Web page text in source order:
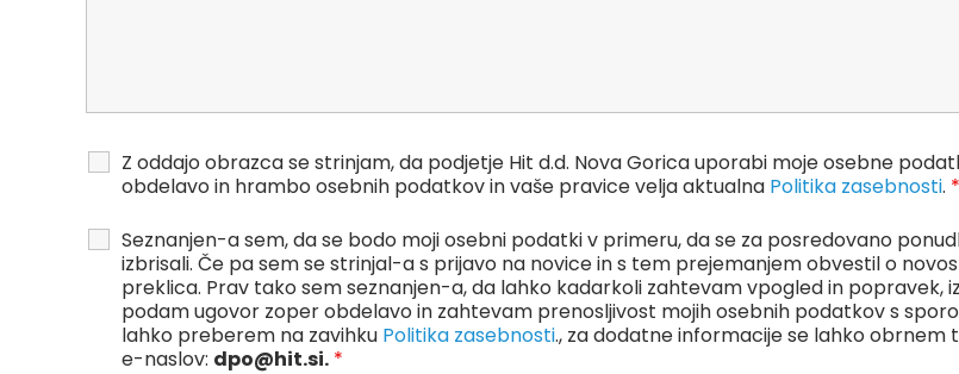
Z oddajo obrazca se strinjam, da podjetje Hit d.d. Nova Gorica uporabi moje osebne
obdelavo in hrambo osebnih podatkov in vaše pravice velja aktualna Politika zasebnosti. *
Seznanjen-a sem, da se bodo moji osebni podatki v primeru, da se za posredovano
izbrisali. Če pa sem se strinjal-a s prijavo na novice in s tem prejemanjem obvestil o
preklica. Prav tako sem seznanjen-a, da lahko kadarkoli zahtevam vpogled in popravek,
podam ugovor zoper obdelavo in zahtevam prenosljivost mojih osebnih podatkov s
lahko preberem na zavihku Politika zasebnosti., za dodatne informacije se lahko
e-naslov: dpo@hit.si. *